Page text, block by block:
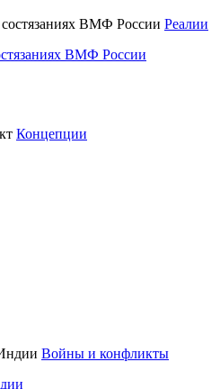
Реалии
ВМФ России
Концепции
Войны и конфликты